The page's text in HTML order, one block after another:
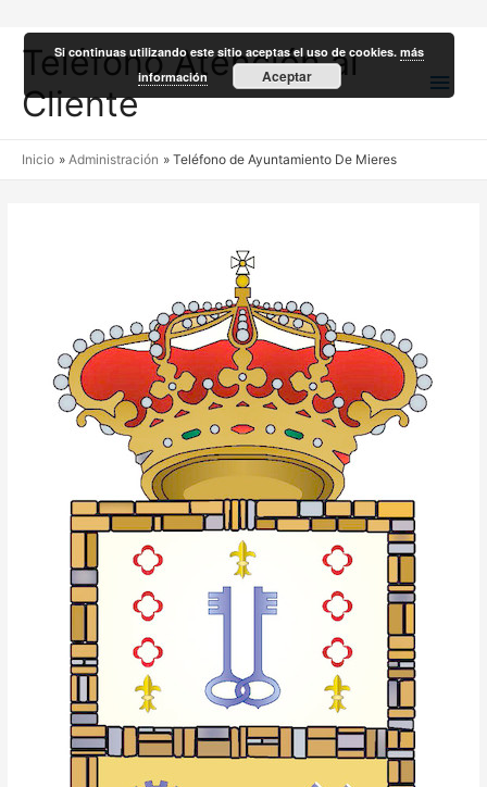
Teléfono Atención al
Cliente
Inicio Administración Teléfono de Ayuntamiento De Mieres
Si continuas utilizando este sitio aceptas el uso de cookies.más
información
Aceptar